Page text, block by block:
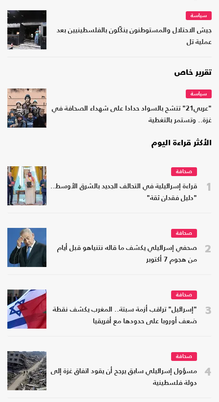
سياسة
جيش الاحتلال والمستوطنون ينكّلون بالفلسطينيين بعد
عملية تل
تقرير خاص
سياسة
"عربي21" تتشح بالسواد حدادا على شهداء الصحافة في
غزة.. وتستمر بالتغطية
الأكثر قراءة اليوم
1
صحافة
قراءة إسرائيلية في التحالف الجديد بالشرق الأوسط..
"دليل فقدان ثقة"
2
صحافة
صحفي إسرائيلي يكشف ما قاله نتنياهو قبل أيام
من هجوم 7 أكتوبر
3
صحافة
"إسرائيل" تراقب أزمة سبتة.. المغرب يكشف نقطة
ضعف أوروبا على حدودها مع أفريقيا
4
صحافة
مسؤول إسرائيلي سابق يرجح أن يقود اتفاق غزة إلى
دولة فلسطينية